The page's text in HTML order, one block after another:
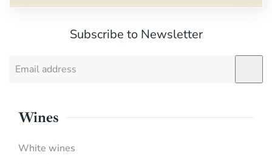
Subscribe to Newsletter
Wines
White wines